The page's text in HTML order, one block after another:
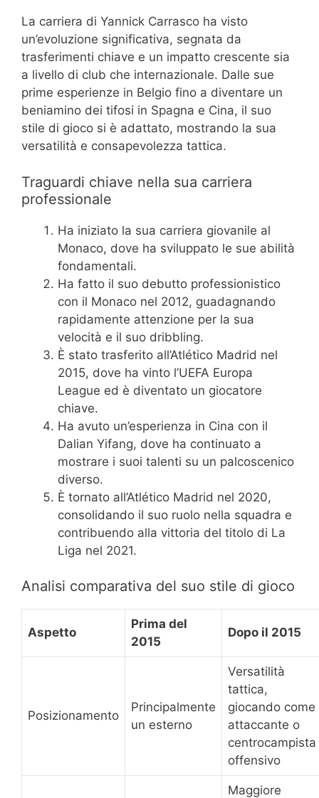
La carriera di Yannick Carrasco ha visto
un’evoluzione significativa, segnata da
trasferimenti chiave e un impatto crescente sia
a livello di club che internazionale. Dalle sue
prime esperienze in Belgio fino a diventare un
beniamino dei tifosi in Spagna e Cina, il suo
stile di gioco si è adattato, mostrando la sua
versatilità e consapevolezza tattica.
Traguardi chiave nella sua carriera
professionale
Ha iniziato la sua carriera giovanile al
Monaco, dove ha sviluppato le sue abilità
fondamentali.
Ha fatto il suo debutto professionistico
con il Monaco nel 2012, guadagnando
rapidamente attenzione per la sua
velocità e il suo dribbling.
È stato trasferito all’Atlético Madrid nel
2015, dove ha vinto l’UEFA Europa
League ed è diventato un giocatore
chiave.
Ha avuto un’esperienza in Cina con il
Dalian Yifang, dove ha continuato a
mostrare i suoi talenti su un palcoscenico
diverso.
È tornato all’Atlético Madrid nel 2020,
consolidando il suo ruolo nella squadra e
contribuendo alla vittoria del titolo di La
Liga nel 2021.
Analisi comparativa del suo stile di gioco
Aspetto
Prima del
2015
Dopo il 2015
Posizionamento
Principalmente
un esterno
Versatilità
tattica,
giocando come
attaccante o
centrocampista
offensivo
Maggiore